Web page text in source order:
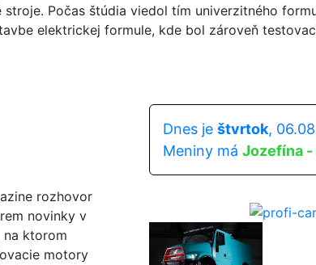
Počas štúdia viedol tím univerzitného
elektrickej formule, kde bol zároveň
rozhovor
novinky v
na ktorom
motory
Dnes je štvrtok,
Meniny má Jozefína -